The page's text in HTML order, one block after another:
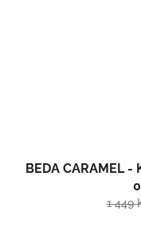
BEDA CARAMEL -
1 449